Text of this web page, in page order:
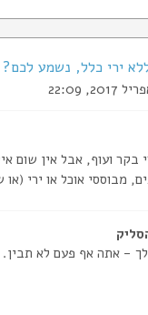
בקר ועוף, אבל אין שום
מבוססי אוכל או ירי
- אתה אף פעם לא תבין.